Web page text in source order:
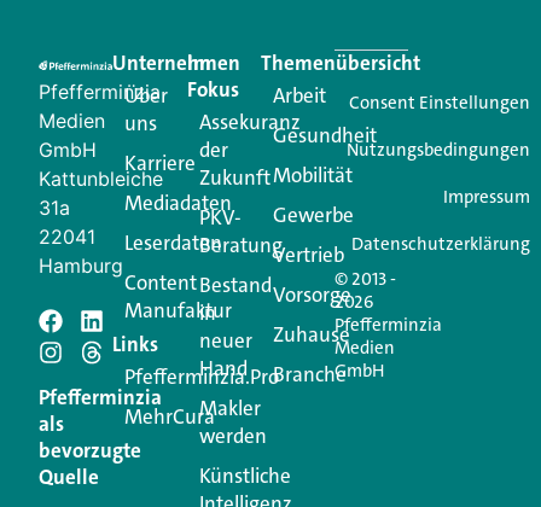
Creator für Ihre Kundenkommunikation. Alles, was
Ihren Vertriebsalltag leichter macht. Mit nur einem
Login.
Jetzt anmelden
Schreiben Sie einen
Kommentar
Ihre E-Mail-Adresse wird nicht veröffentlicht.
Erforderliche Felder sind mit
Pfefferminzia
Medien
GmbH
Kattunbleiche
31a
22041
Hamburg
Pfefferminzia
als
bevorzugte
Quelle
Unternehmen
Über
uns
Karriere
Mediadaten
Leserdaten
Content
Manufaktur
Links
Pfefferminzia.Pro
MehrCura
Im
Fokus
Assekuranz
der
Zukunft
PKV-
Beratung
Bestand
in
neuer
Hand
Makler
werden
Künstliche
Themenübersicht
Arbeit
Gesundheit
Mobilität
Gewerbe
Vertrieb
Vorsorge
Zuhause
Branche
© 2013 -
2026
Pfefferminzia
Medien
GmbH
Consent Einstellungen
Nutzungsbedingungen
Impressum
Datenschutzerklärung